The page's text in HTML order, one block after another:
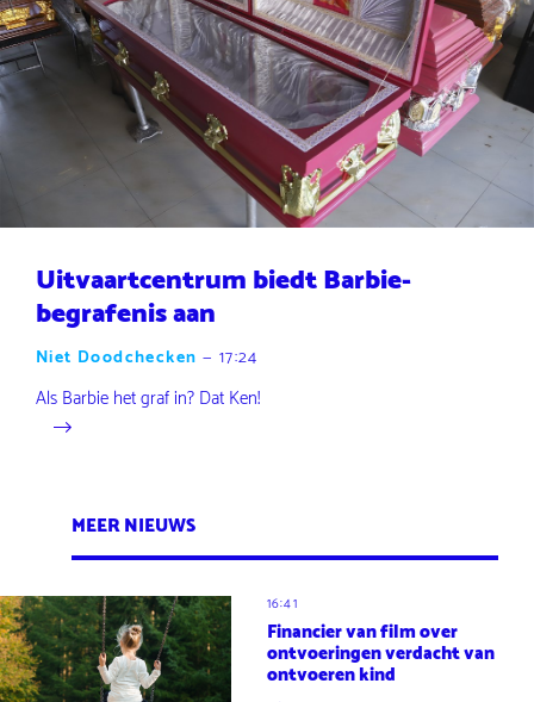
Uitvaartcentrum biedt Barbie-
begrafenis aan
Niet Doodchecken — 17:24
Als Barbie het graf in? Dat Ken!
MEER NIEUWS
16:41
Financier van film over
ontvoeringen verdacht van
ontvoeren kind